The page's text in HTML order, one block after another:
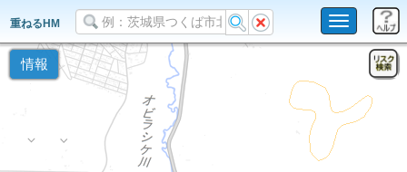
Toggle
navigation
重ねるHM
情報